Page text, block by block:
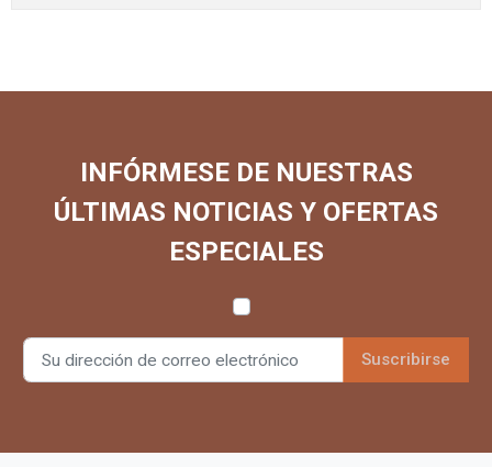
INFÓRMESE DE NUESTRAS
ÚLTIMAS NOTICIAS Y OFERTAS
ESPECIALES